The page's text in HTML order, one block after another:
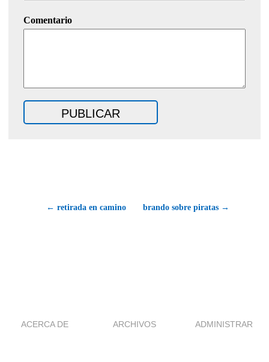
Comentario
← retirada en camino brando sobre piratas →
ACERCA DE ARCHIVOS ADMINISTRAR